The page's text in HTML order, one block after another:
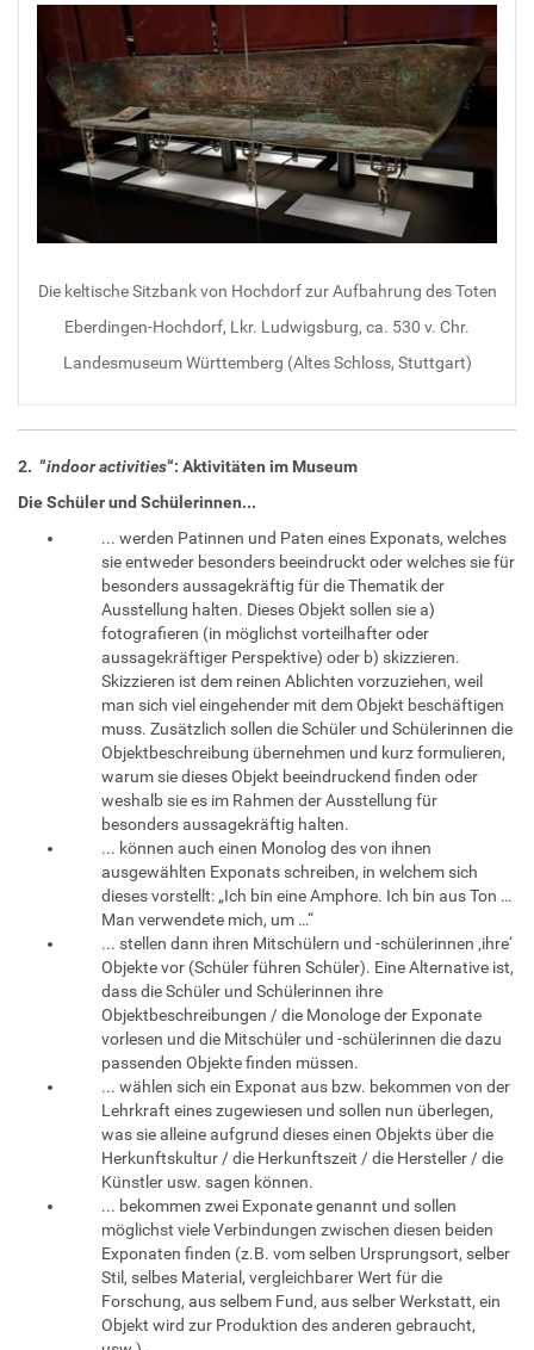
Die keltische Sitzbank von Hochdorf zur Aufbahrung des Toten
Eberdingen-Hochdorf, Lkr. Ludwigsburg, ca. 530 v. Chr.
Landesmuseum Württemberg (Altes Schloss, Stuttgart)
2. “indoor activities“: Aktivitäten im Museum
Die Schüler und Schülerinnen...
... werden Patinnen und Paten eines Exponats, welches
sie entweder besonders beeindruckt oder welches sie für
besonders aussagekräftig für die Thematik der
Ausstellung halten. Dieses Objekt sollen sie a)
fotografieren (in möglichst vorteilhafter oder
aussagekräftiger Perspektive) oder b) skizzieren.
Skizzieren ist dem reinen Ablichten vorzuziehen, weil
man sich viel eingehender mit dem Objekt beschäftigen
muss. Zusätzlich sollen die Schüler und Schülerinnen die
Objektbeschreibung übernehmen und kurz formulieren,
warum sie dieses Objekt beeindruckend finden oder
weshalb sie es im Rahmen der Ausstellung für
besonders aussagekräftig halten.
... können auch einen Monolog des von ihnen
ausgewählten Exponats schreiben, in welchem sich
dieses vorstellt: „Ich bin eine Amphore. Ich bin aus Ton …
Man verwendete mich, um …“
... stellen dann ihren Mitschülern und -schülerinnen ‚ihre‘
Objekte vor (Schüler führen Schüler). Eine Alternative ist,
dass die Schüler und Schülerinnen ihre
Objektbeschreibungen / die Monologe der Exponate
vorlesen und die Mitschüler und -schülerinnen die dazu
passenden Objekte finden müssen.
... wählen sich ein Exponat aus bzw. bekommen von der
Lehrkraft eines zugewiesen und sollen nun überlegen,
was sie alleine aufgrund dieses einen Objekts über die
Herkunftskultur / die Herkunftszeit / die Hersteller / die
Künstler usw. sagen können.
... bekommen zwei Exponate genannt und sollen
möglichst viele Verbindungen zwischen diesen beiden
Exponaten finden (z.B. vom selben Ursprungsort, selber
Stil, selbes Material, vergleichbarer Wert für die
Forschung, aus selbem Fund, aus selber Werkstatt, ein
Objekt wird zur Produktion des anderen gebraucht,